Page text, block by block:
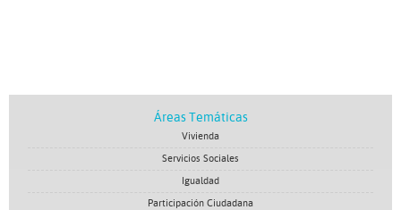
Áreas Temáticas
Vivienda
Servicios Sociales
Igualdad
Participación Ciudadana